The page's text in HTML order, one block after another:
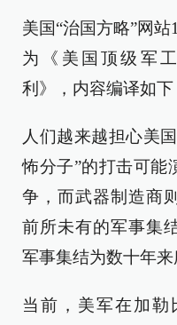
美国“治国方略”网
为《美国顶级军
利》，内容编译如下
人们越来越担心美
怖分子”的打击可能
争，而武器制造商
前所未有的军事集
军事集结为数十年来
当前，美军在加